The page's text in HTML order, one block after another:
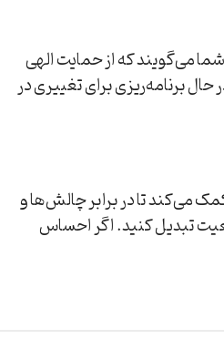
شما می‌گویند که از حمایت الهی
برنامه‌ریزی برای تغییری در
شما کمک می‌کند تا در برابر چالش‌ها و
تبدیل کنید. اگر احساس